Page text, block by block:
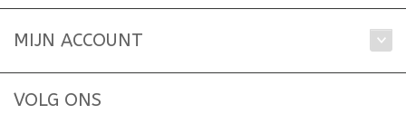
MIJN ACCOUNT
VOLG ONS